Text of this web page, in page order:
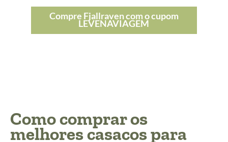
Compre Fjallraven com o cupom
LEVENAVIAGEM
Como comprar os
melhores casacos para